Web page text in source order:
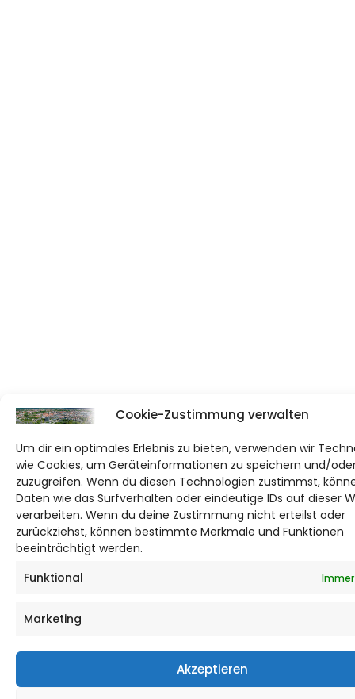
Cookie-Zustimmung verwalten
Um dir ein optimales Erlebnis zu bieten, verwenden wir
wie Cookies, um Geräteinformationen zu speichern und/
zuzugreifen. Wenn du diesen Technologien zustimmst,
Daten wie das Surfverhalten oder eindeutige IDs auf dieser
verarbeiten. Wenn du deine Zustimmung nicht erteilst oder
zurückziehst, können bestimmte Merkmale und Funktionen
beeinträchtigt werden.
Funktional
Marketing
Akzeptieren